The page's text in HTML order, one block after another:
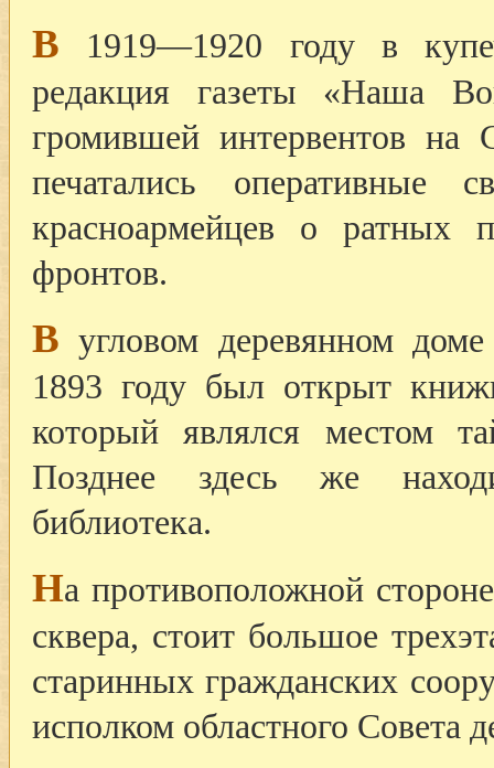
В 1919—1920 году в
редакция газеты «Наша
громившей интервентов на
печатались
красноармейцев о ратных
фронтов.
В угловом деревянном
1893 году был открыт
который являлся местом
Позднее здесь же
библиотека.
На противоположной
сквера, стоит большое
старинных гражданских
исполком областного Совета